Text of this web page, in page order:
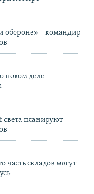
обороне» – командир
новом деле
света планируют
складов могут